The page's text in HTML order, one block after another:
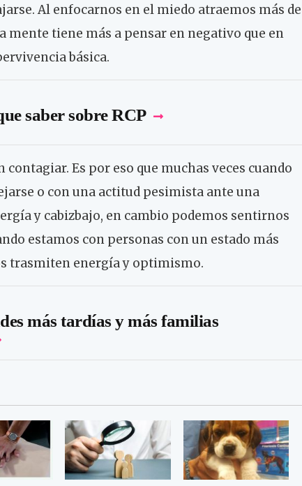
Al enfocarnos en el miedo atraemos más de
mente tiene más a pensar en negativo que en
básica.
saber sobre RCP
contagiar. Es por eso que muchas veces cuando
o con una actitud pesimista ante una
y cabizbajo, en cambio podemos sentirnos
estamos con personas con un estado más
trasmiten energía y optimismo.
más tardías y más familias